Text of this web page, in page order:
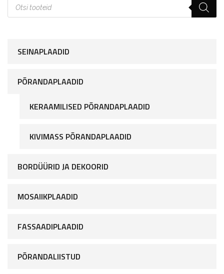
SEINAPLAADID
PÕRANDAPLAADID
KERAAMILISED PÕRANDAPLAADID
KIVIMASS PÕRANDAPLAADID
BORDÜÜRID JA DEKOORID
MOSAIIKPLAADID
FASSAADIPLAADID
PÕRANDALIISTUD